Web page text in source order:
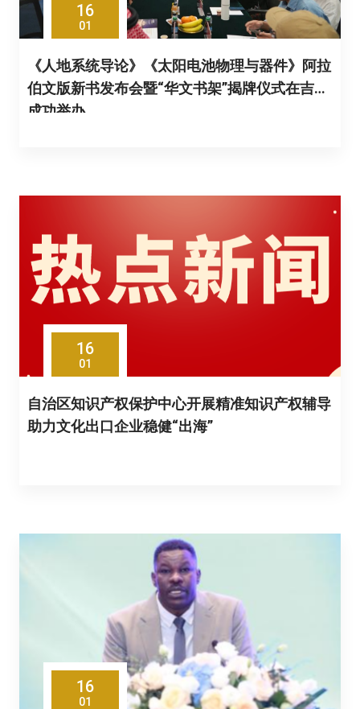
16
01
《人地系统导论》《太阳电池物理与器件》阿拉
伯文版新书发布会暨“华文书架”揭牌仪式在吉达
成功举办
16
01
自治区知识产权保护中心开展精准知识产权辅导
助力文化出口企业稳健“出海”
16
01